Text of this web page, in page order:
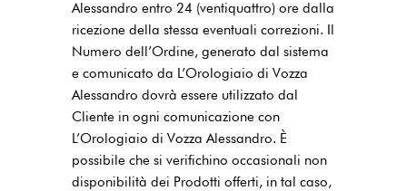
Alessandro entro 24 (ventiquattro) ore dalla
ricezione della stessa eventuali correzioni. Il
Numero dell’Ordine, generato dal sistema
e comunicato da L’Orologiaio di Vozza
Alessandro dovrà essere utilizzato dal
Cliente in ogni comunicazione con
L’Orologiaio di Vozza Alessandro. È
possibile che si verifichino occasionali non
disponibilità dei Prodotti offerti, in tal caso,